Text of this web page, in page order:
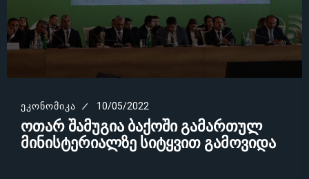
ᲔᲙᲝᲜᲝᲛᲘᲙᲐ 10/05/2022
ოთარ შამუგია ბაქოში გამართულ
მინისტერიალზე სიტყვით გამოვიდა